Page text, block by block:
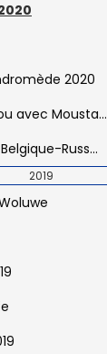
2020
avec Mousta...
Russ...
2019